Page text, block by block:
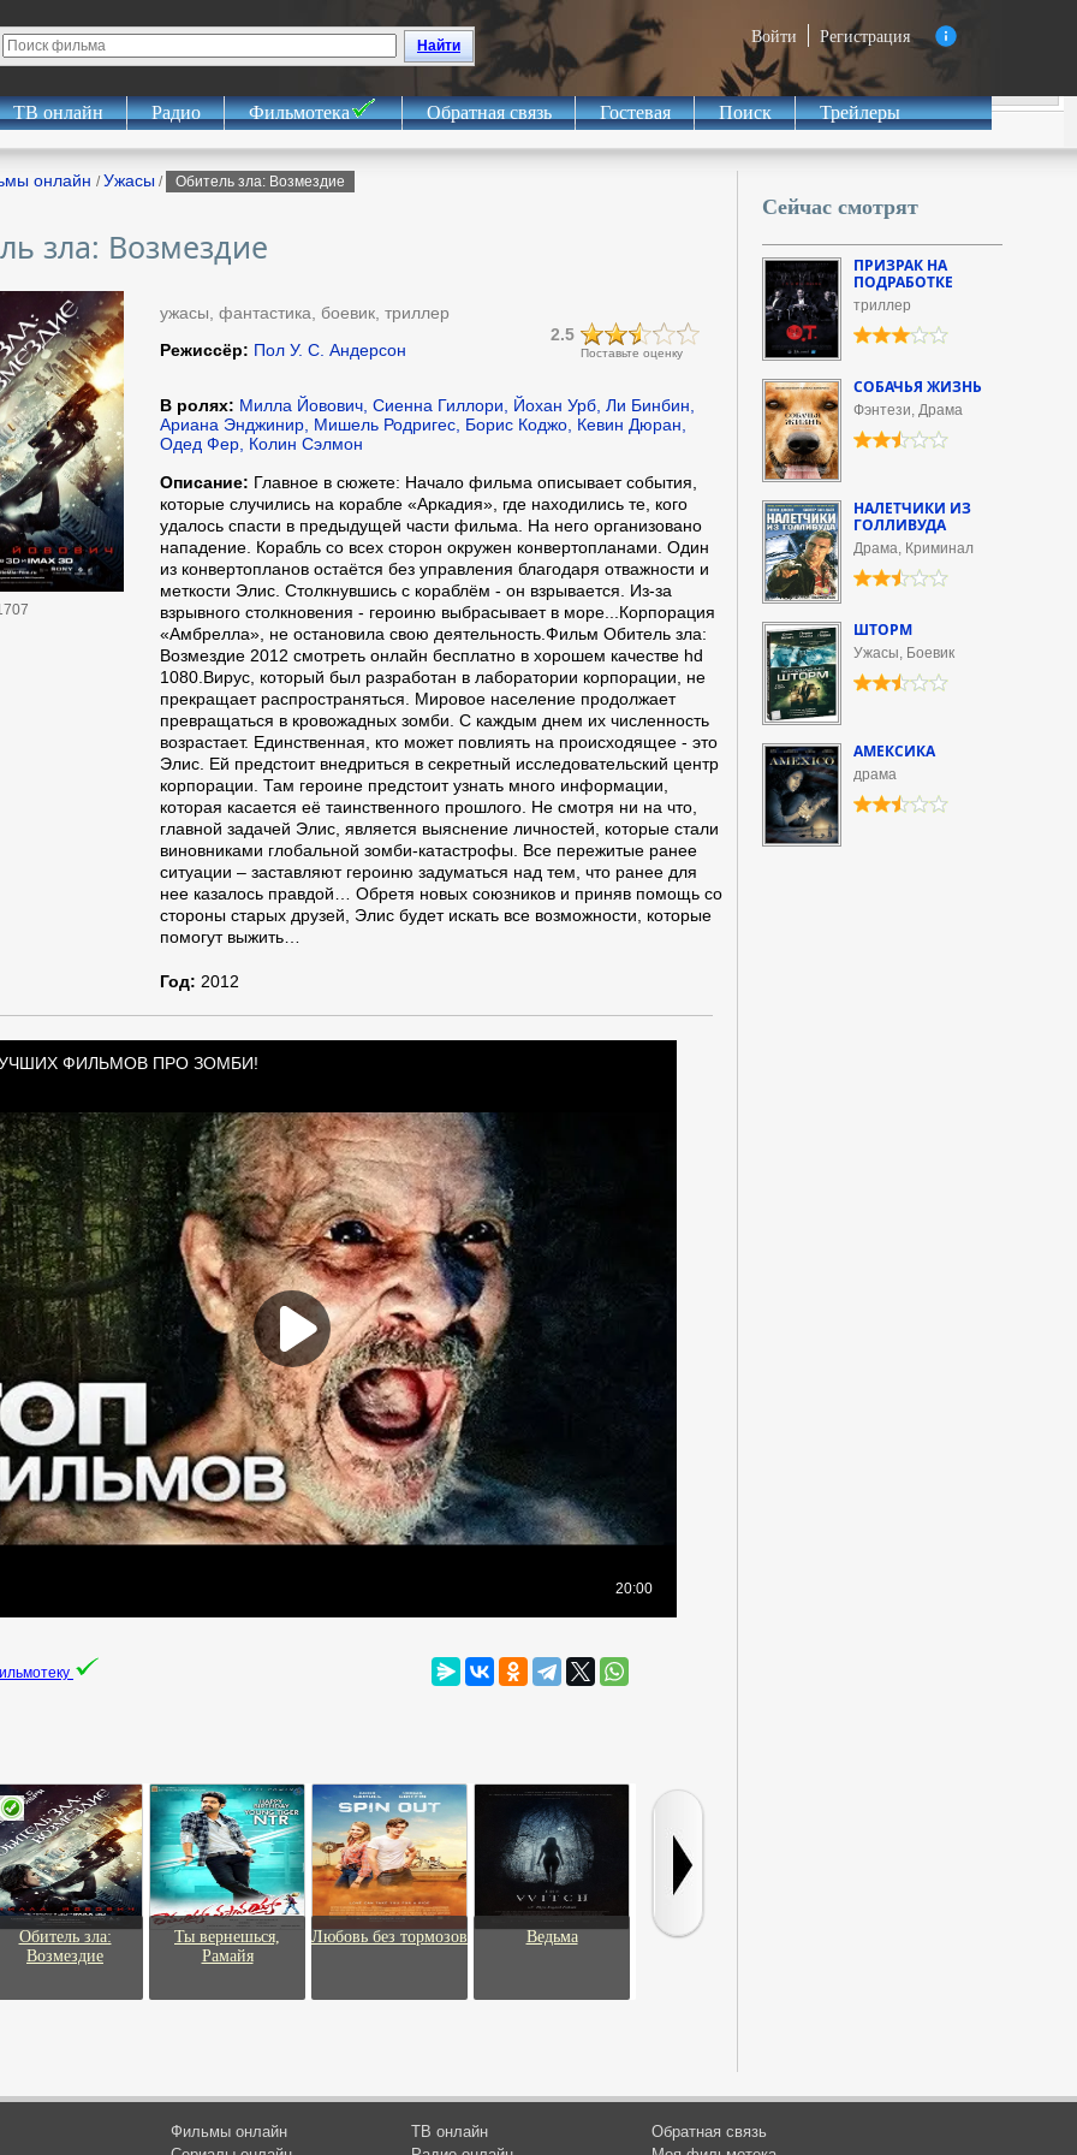
Войти Регистрация
Найти
ТВ онлайн Радио Фильмотека Обратная связь Гостевая Поиск Трейлеры
онлайн /Ужасы / Обитель зла: Возмездие
зла: Возмездие
ужасы, фантастика, боевик, триллер
Поставьте оценку
2.5
Режиссёр: Пол У. С. Андерсон
В ролях: Милла Йовович, Сиенна Гиллори, Йохан Урб, Ли Бинбин,
Ариана Энджинир, Мишель Родригес, Борис Коджо, Кевин Дюран,
Одед Фер, Колин Сэлмон
Описание: Главное в сюжете: Начало фильма описывает события,
которые случились на корабле «Аркадия», где находились те, кого
удалось спасти в предыдущей части фильма. На него организовано
нападение. Корабль со всех сторон окружен конвертопланами. Один
из конвертопланов остаётся без управления благодаря отважности и
меткости Элис. Столкнувшись с кораблём - он взрывается. Из-за
взрывного столкновения - героиню выбрасывает в море...Корпорация
«Амбрелла», не остановила свою деятельность.Фильм Обитель зла:
Возмездие 2012 смотреть онлайн бесплатно в хорошем качестве hd
1080.Вирус, который был разработан в лаборатории корпорации, не
прекращает распространяться. Мировое население продолжает
превращаться в кровожадных зомби. С каждым днем их численность
возрастает. Единственная, кто может повлиять на происходящее - это
Элис. Ей предстоит внедриться в секретный исследовательский центр
корпорации. Там героине предстоит узнать много информации,
которая касается её таинственного прошлого. Не смотря ни на что,
главной задачей Элис, является выяснение личностей, которые стали
виновниками глобальной зомби-катастрофы. Все пережитые ранее
ситуации – заставляют героиню задуматься над тем, что ранее для
нее казалось правдой… Обретя новых союзников и приняв помощь со
стороны старых друзей, Элис будет искать все возможности, которые
помогут выжить…
Год: 2012
Обитель зла:
Возмездие
Ты вернешься,
Рамайя
Любовь без тормозов Ведьма Царство красоты
Сейчас смотрят
ПРИЗРАК НА
ПОДРАБОТКЕ
триллер
СОБАЧЬЯ ЖИЗНЬ
Фэнтези, Драма
НАЛЕТЧИКИ ИЗ
ГОЛЛИВУДА
Драма, Криминал
ШТОРМ
Ужасы, Боевик
АМЕКСИКА
драма
Обратная связь
ТВ онлайн
Фильмы онлайн